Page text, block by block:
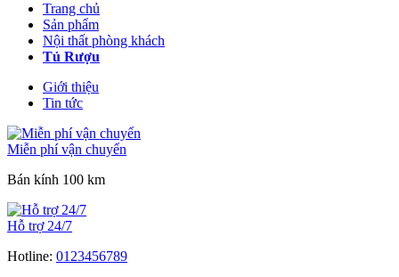
Trang chủ
Sản phẩm
Nội thất phòng khách
Tủ Rượu
Giới thiệu
Tin tức
Miễn phí vận chuyển
Bán kính 100 km
Hỗ trợ 24/7
Hotline: 0123456789